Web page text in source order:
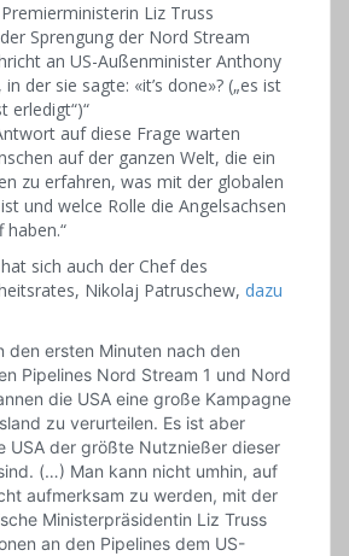
Liz Truss
Sprengung der Nord Stream
an US-Außenminister Anthony
der sie sagte: «it’s done»? („es ist
erledigt“)“
auf diese Frage warten
auf der ganzen Welt, die ein
zu erfahren, was mit der globalen
und welce Rolle die Angelsachsen
sich auch der Chef des
Nikolaj Patruschew, dazu
den ersten Minuten nach den
Pipelines Nord Stream 1 und Nord
die USA eine große Kampagne
zu verurteilen. Es ist aber
USA der größte Nutznießer dieser
(…) Man kann nicht umhin, auf
aufmerksam zu werden, mit der
Ministerpräsidentin Liz Truss
an den Pipelines dem US-